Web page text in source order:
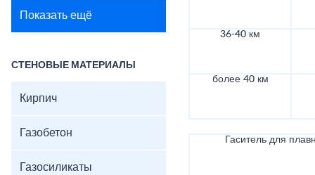
Показать ещё
СТЕНОВЫЕ МАТЕРИАЛЫ
Кирпич
Газобетон
Газосиликаты
36-40 км
более 40 км
Гаситель для